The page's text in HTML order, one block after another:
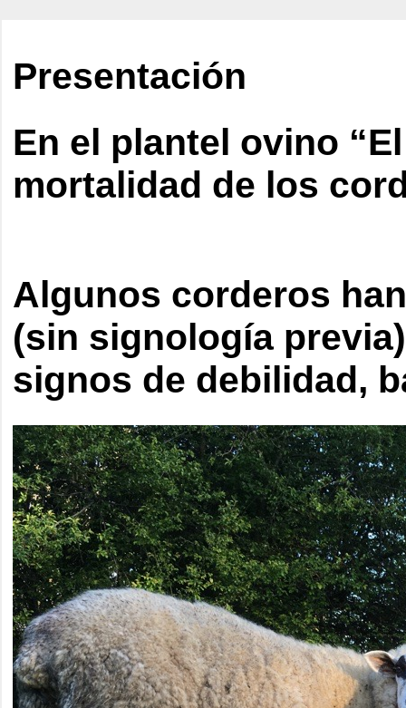
Presentación
En el plantel ovino
mortalidad de los
Algunos corderos
(sin signología
signos de debilidad,